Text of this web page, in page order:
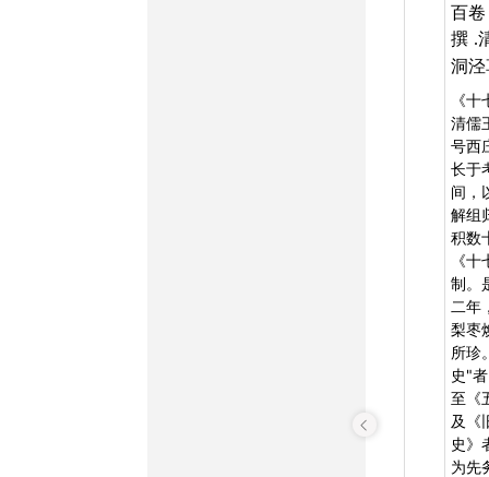
百卷
撰 .
洞
《
清儒
号西
长于
间，
解组
积数
《
制。
二年
梨枣
所珍
史"
至《
及《
史》
为先